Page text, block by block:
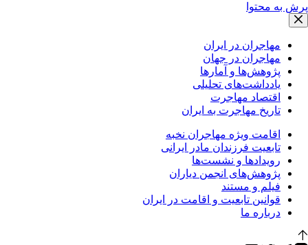
پرش به محتوا
مهاجران در ایران
مهاجران در جهان
پژوهش‌ها و آمارها
یادداشت‌های تحلیلی
اقتصاد مهاجرت
تاریخ مهاجرت به ایران
اقامت ویژه مهاجران نخبه
تابعیت فرزندان مادر ایرانی
رویدادها و نشست‌ها
پژوهش‌های انجمن دیاران
فیلم و مستند
قوانین تابعیت و اقامت در ایران
درباره ما